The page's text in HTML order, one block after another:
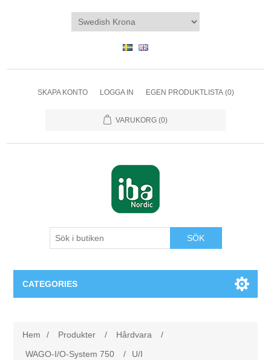
SKAPA KONTO LOGGA IN EGEN PRODUKTLISTA (0)
VARUKORG (0)
SÖK
CATEGORIES
Felsökning
Produkter
Hem / Produkter / Hårdvara
/
WAGO-I/O-System 750
/ U/I